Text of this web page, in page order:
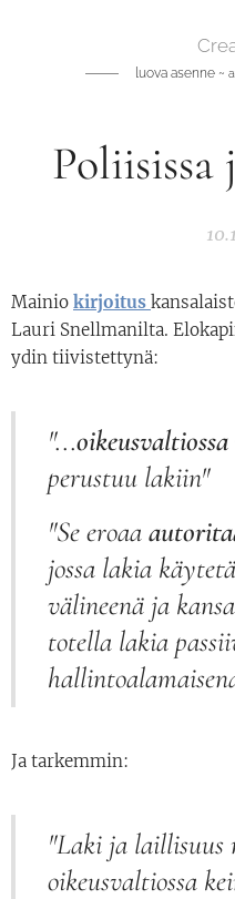
luova asenne ~
Mainio kirjoitus
Lauri Snellmanilta.
ydin tiivistettynä:
"...oikeusvaltiossa
perustuu lakiin"
"Se eroaa
jossa lakia
välineenä ja
totella lakia
Ja tarkemmin:
"Laki ja
oikeusvaltiossa